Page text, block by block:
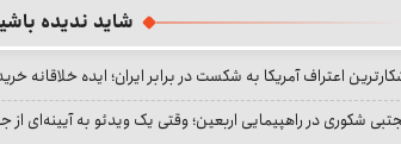
شاید ندیده
اعتراف آمریکا به شکست در برابر ایران؛ ایده خلاقانه
شکوری در راهپیمایی اربعین؛ وقتی یک ویدئو به آیینه‌ای